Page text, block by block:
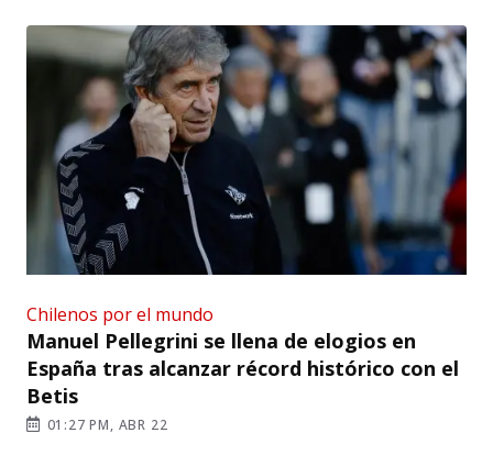
Chilenos por el mundo
Manuel Pellegrini se llena de elogios en
España tras alcanzar récord histórico con el
Betis
01:27 PM, ABR 22